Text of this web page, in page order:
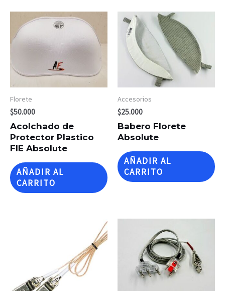
Florete
$50.000
Acolchado de
Protector Plastico
FIE Absolute
AÑADIR AL
CARRITO
Accesorios
$25.000
Babero Florete
Absolute
AÑADIR AL
CARRITO